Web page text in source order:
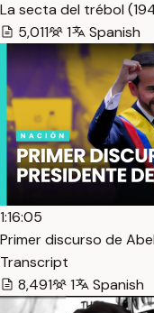
La secta del trébol
5,011
1 Spanish
1:16:05
Primer discurso de
Transcript
8,491
1 Spanish